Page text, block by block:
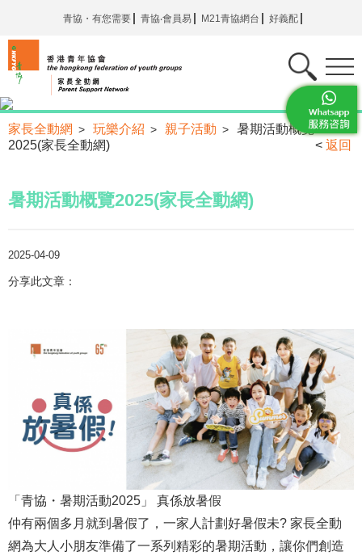
青協・有您需要 青協‧會員易 M21青協網台 好義配
家長全動網 > 玩樂介紹 > 親子活動 >
暑期活動概覽
2025(家長全動網)
< 返回
暑期活動概覽2025(家長全動網)
2025-04-09
分享此文章：
「青協・暑期活動2025」 真係放暑假
仲有兩個多月就到暑假了，一家人計劃好暑假未? 家長全動
網為大人小朋友準備了一系列精彩的暑期活動，讓你們創造